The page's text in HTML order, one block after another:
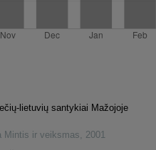
lietuvių santykiai Mažojoje
Mintis ir veiksmas, 2001